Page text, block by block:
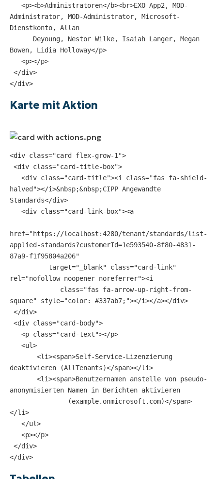
Administrator, MOD-Administrator, Microsoft-
Dienstkonto, Allan
Bowen, Lidia Holloway</p>
   <p></p>
</div>
</div>
Karte mit Aktion
<div class="card flex-grow-1">
<div class="card-title-box">
halved"></i>&nbsp;&nbsp;CIPP Angewandte
Standards</div>
   <div class="card-link-box"><a
href="https://localhost:4280/tenant/standards/list-
applied-standards?customerId=1e593540-8f80-4831-
87a9-f1f95804a206"
rel="nofollow noopener noreferrer"><i
square" style="color: #337ab7;"></i></a></div>
</div>
<div class="card-body">
   <p class="card-text"></p>
   <ul>
deaktivieren (AllTenants)</span></li>
anonymisierten Namen in Berichten aktivieren
</li>
   </ul>
   <p></p>
</div>
</div>